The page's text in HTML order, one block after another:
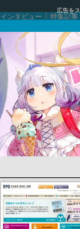
広告を
インタビュー 特集記事